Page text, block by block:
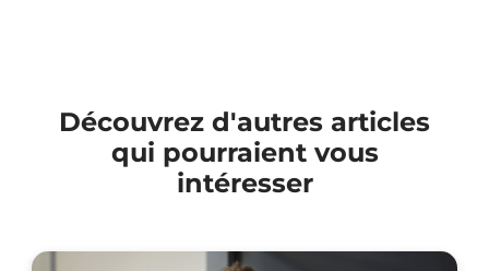
Découvrez d'autres articles
qui pourraient vous
intéresser